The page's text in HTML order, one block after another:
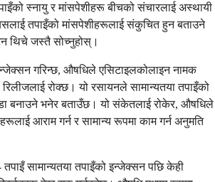
स्नायु र मांसपेशीहरू बीचको संचारलाई अस्थायी
तपाइँको मांसपेशीहरूलाई संकुचित हुन बताउने
थिचे जस्तै सोच्नुहोस्।
गरिन्छ, औषधिले एसिटाइलकोलाइन नामक
रोक्छ। यो रसायनले सामान्यतया तपाइँको
बनाउने भनेर बताउँछ। यो संकेतलाई रोकेर, औषधिले
आराम गर्न र सामान्य रूपमा काम गर्न अनुमति
सामान्यतया तपाइँको इन्जेक्सन पछि केही